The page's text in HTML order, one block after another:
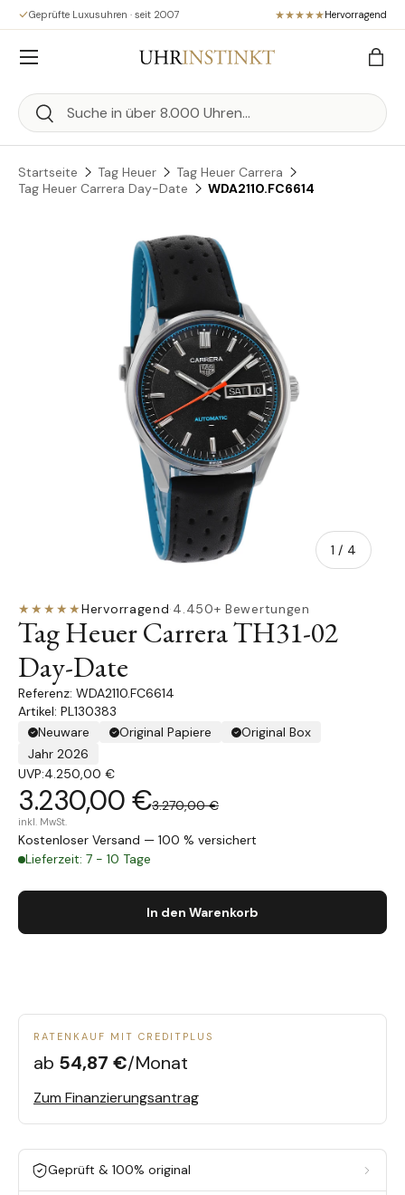
Direkt zum Inhalt
Geprüfte Luxusuhren · seit 2007 Hervorragend
Suchen
Suchen
Menü
Startseite Tag Heuer
Tag Heuer Carrera
Tag Heuer Carrera Day-Date
WDA2110.FC6614
Zu Produktinformationen springen
1 / von
4
★★★★★Hervorragend·4.450+ Bewertungen
Tag Heuer Carrera TH31-02
Day-Date
WDA2110.FC6614
Artikel: PL130383
Neuware
Original Papiere
Original Box
Jahr 2026
UVP:4.250,00 €
3.230,00 €3.270,00 €
inkl. MwSt.
Kostenloser Versand — 100 % versichert
Lieferzeit: 7 - 10 Tage
In den Warenkorb
RATENKAUF MIT CREDITPLUS
ab 54,87 €/Monat
Zum Finanzierungsantrag
Geprüft & 100% original